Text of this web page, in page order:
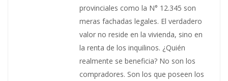
provinciales como la N° 12.345 son
meras fachadas legales. El verdadero
valor no reside en la vivienda, sino en
la renta de los inquilinos. ¿Quién
realmente se beneficia? No son los
compradores. Son los que poseen los